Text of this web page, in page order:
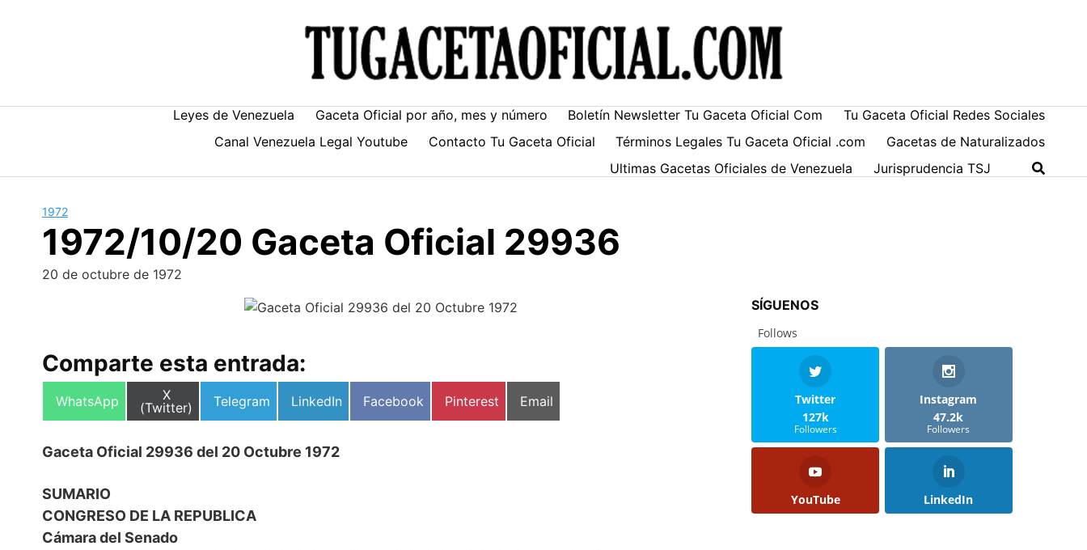
Leyes de Venezuela Gaceta Oficial por año, mes y número Boletín Newsletter Tu Gaceta Oficial Com
Tu Gaceta Oficial Redes Sociales
Canal Venezuela Legal Youtube
Contacto Tu Gaceta Oficial Términos Legales Tu Gaceta Oficial .com
Gacetas de Naturalizados
Ultimas Gacetas Oficiales de Venezuela
Jurisprudencia TSJ
1972
1972/10/20 Gaceta Oficial 29936
20 de octubre de 1972
Comparte esta entrada:
Compartir
WhatsApp
Compartir
en
X
(Twitter)
Compartir
Telegram
Compartir
LinkedIn
Compartir
Facebook
Compartir
Pinterest
Compartir
Email
Gaceta Oficial 29936 del 20 Octubre 1972
SUMARIO
CONGRESO DE LA REPUBLICA
Cámara del Senado
SÍGUENOS
Follows
Twitter
127k
Followers
Instagram
47.2k
Followers
YouTube LinkedIn